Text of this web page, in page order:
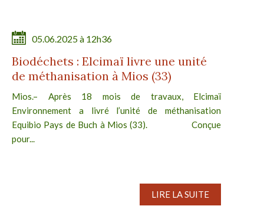
05.06.2025 à 12h36
Biodéchets : Elcimaï livre une unité
de méthanisation à Mios (33)
Mios.– Après 18 mois de travaux, Elcimaï
Environnement a livré l’unité de méthanisation
Equibio Pays de Buch à Mios (33). Conçue
pour...
LIRE LA SUITE